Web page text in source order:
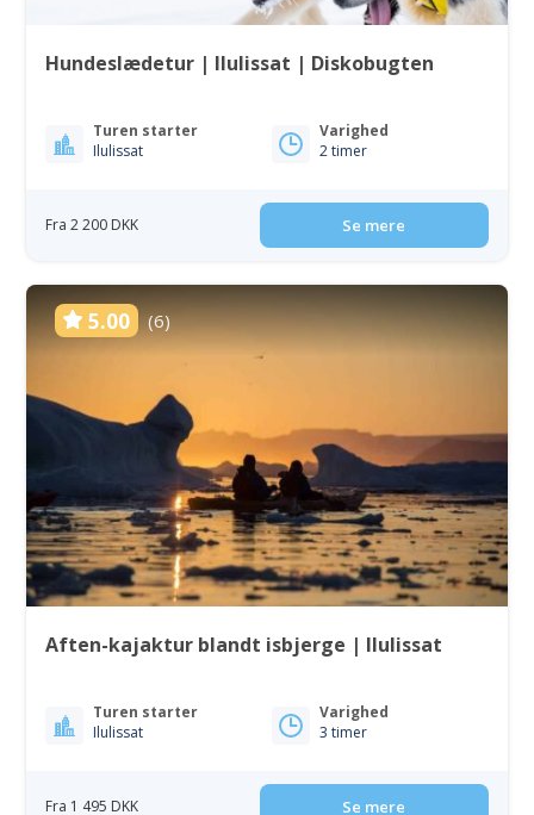
Hundeslædetur | Ilulissat | Diskobugten
Turen starter
Ilulissat
Varighed
2 timer
Fra 2 200 DKK Se mere
5.00 (6)
Aften-kajaktur blandt isbjerge | Ilulissat
Turen starter
Ilulissat
Varighed
3 timer
Fra 1 495 DKK Se mere